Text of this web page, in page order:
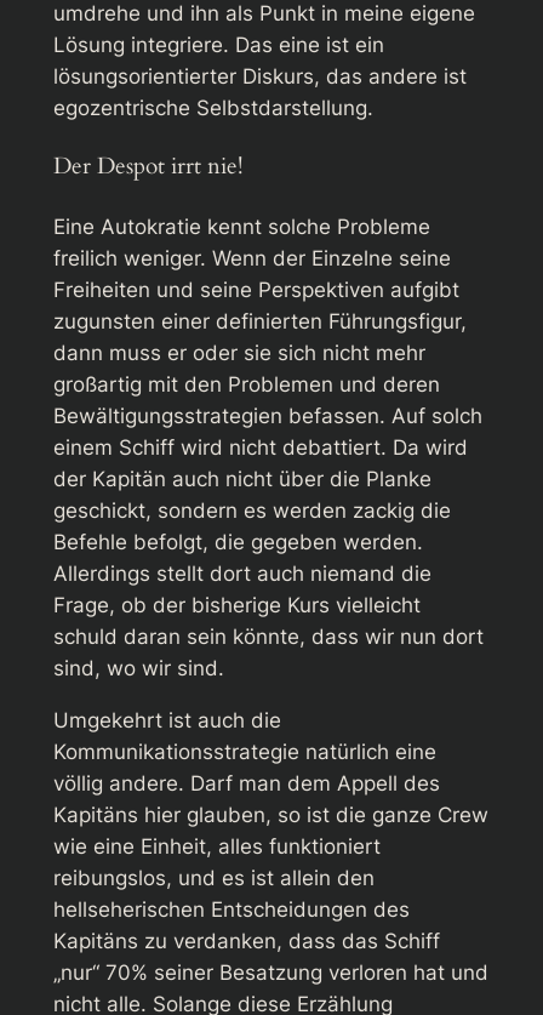
umdrehe und ihn als Punkt in meine eigene
Lösung integriere. Das eine ist ein
lösungsorientierter Diskurs, das andere ist
egozentrische Selbstdarstellung.
Der Despot irrt nie!
Eine Autokratie kennt solche Probleme
freilich weniger. Wenn der Einzelne seine
Freiheiten und seine Perspektiven aufgibt
zugunsten einer definierten Führungsfigur,
dann muss er oder sie sich nicht mehr
großartig mit den Problemen und deren
Bewältigungsstrategien befassen. Auf solch
einem Schiff wird nicht debattiert. Da wird
der Kapitän auch nicht über die Planke
geschickt, sondern es werden zackig die
Befehle befolgt, die gegeben werden.
Allerdings stellt dort auch niemand die
Frage, ob der bisherige Kurs vielleicht
schuld daran sein könnte, dass wir nun dort
sind, wo wir sind.
Umgekehrt ist auch die
Kommunikationsstrategie natürlich eine
völlig andere. Darf man dem Appell des
Kapitäns hier glauben, so ist die ganze Crew
wie eine Einheit, alles funktioniert
reibungslos, und es ist allein den
hellseherischen Entscheidungen des
Kapitäns zu verdanken, dass das Schiff
„nur“ 70% seiner Besatzung verloren hat und
nicht alle. Solange diese Erzählung